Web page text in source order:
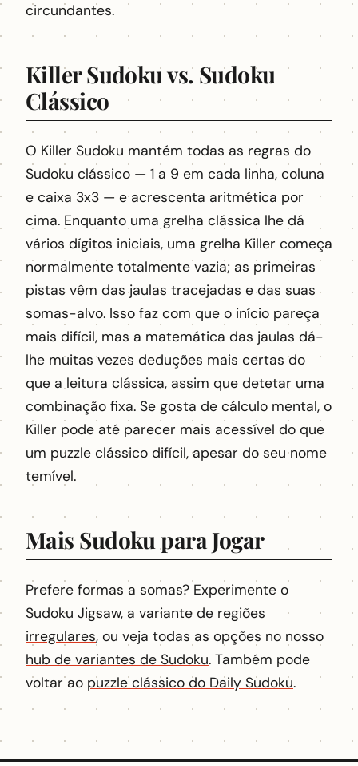
circundantes.
Killer Sudoku vs. Sudoku
Clássico
O Killer Sudoku mantém todas as regras do
Sudoku clássico — 1 a 9 em cada linha, coluna
e caixa 3x3 — e acrescenta aritmética por
cima. Enquanto uma grelha clássica lhe dá
vários dígitos iniciais, uma grelha Killer começa
normalmente totalmente vazia; as primeiras
pistas vêm das jaulas tracejadas e das suas
somas-alvo. Isso faz com que o início pareça
mais difícil, mas a matemática das jaulas dá-
lhe muitas vezes deduções mais certas do
que a leitura clássica, assim que detetar uma
combinação fixa. Se gosta de cálculo mental, o
Killer pode até parecer mais acessível do que
um puzzle clássico difícil, apesar do seu nome
temível.
Mais Sudoku para Jogar
Prefere formas a somas? Experimente o
Sudoku Jigsaw, a variante de regiões
irregulares, ou veja todas as opções no nosso
hub de variantes de Sudoku. Também pode
voltar ao puzzle clássico do Daily Sudoku.